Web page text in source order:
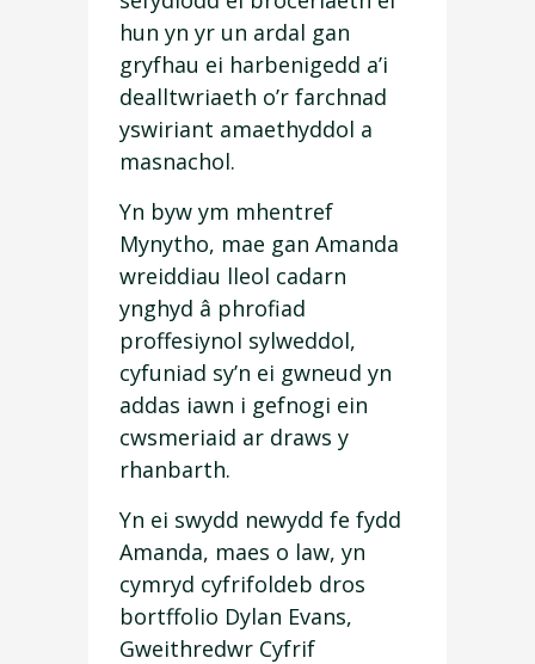
hun yn yr un ardal gan
gryfhau ei harbenigedd a’i
dealltwriaeth o’r farchnad
yswiriant amaethyddol a
masnachol.
Yn byw ym mhentref
Mynytho, mae gan Amanda
wreiddiau lleol cadarn
ynghyd â phrofiad
proffesiynol sylweddol,
cyfuniad sy’n ei gwneud yn
addas iawn i gefnogi ein
cwsmeriaid ar draws y
rhanbarth.
Yn ei swydd newydd fe fydd
Amanda, maes o law, yn
cymryd cyfrifoldeb dros
bortffolio Dylan Evans,
Gweithredwr Cyfrif